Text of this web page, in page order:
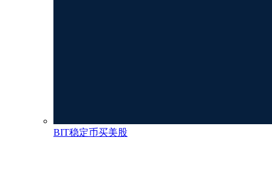
BIT稳定币买美股